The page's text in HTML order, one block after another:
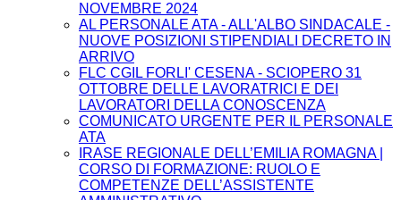
NOVEMBRE 2024
AL PERSONALE ATA - ALL'ALBO SINDACALE -
NUOVE POSIZIONI STIPENDIALI DECRETO IN
ARRIVO
FLC CGIL FORLI' CESENA - SCIOPERO 31
OTTOBRE DELLE LAVORATRICI E DEI
LAVORATORI DELLA CONOSCENZA
COMUNICATO URGENTE PER IL PERSONALE
ATA
IRASE REGIONALE DELL’EMILIA ROMAGNA |
CORSO DI FORMAZIONE: RUOLO E
COMPETENZE DELL’ASSISTENTE